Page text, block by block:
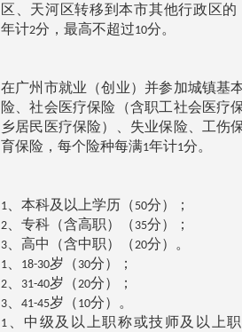
区、天河区转移到本市其他行政区的
年计2分，最高不超过10分。
在广州市就业（创业）并参加城镇基
险、社会医疗保险（含职工社会医疗
乡居民医疗保险）、失业保险、工伤
育保险，每个险种每满1年计1分。
1 、本科及以上学历（ 50分）；
2 、专科（含高职）（ 35分）；
3 、高中（含中职）（20分）。
1 18-30岁（ 30分）；
2 31-40岁（20分）；
3 41-45岁（ 10分）。
1 、中级及以上职称或技师及以上